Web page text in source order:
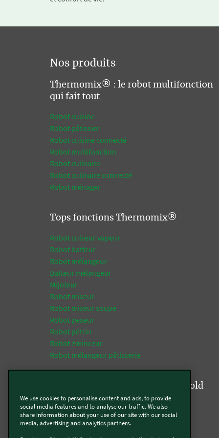
Nos produits
Thermomix® : le robot multifonction
qui fait tout
Robot cuisine
Robot pâtissier
Robot cuisine connecté
Robot multifonction
Robot culinaire
Robot culinaire connecté
Robot ménager
Tops fonctions Thermomix®
Robot cuiseur vapeur
Robot batteur
Robot mélangeur
Batteur mélangeur
Mijoteur
Robot mixeur
Robot mixeur soupe
Robot peseur
Robot pétrin
Robot éminceur
Robot mélangeur pâtisserie
Tops fonctions de la gamme Kobold
Aspirateur
Aspirateur multifonction
Aspirateur laveur
We use cookies to personalise content and ads, to provide
social media features and to analyse our traffic. We also
share information about your use of our site with our social
media, advertising and analytics partners.